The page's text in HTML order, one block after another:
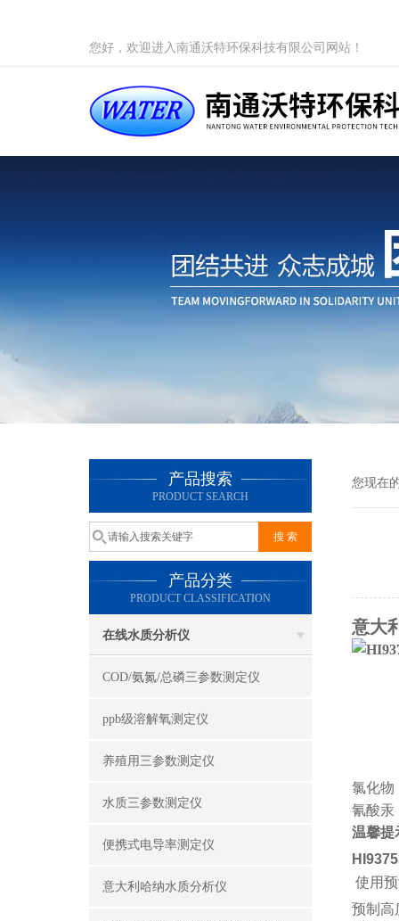
您好，欢迎进入南通沃特环保科技有限公司网站！
产品搜索
PRODUCT SEARCH
产品分类
PRODUCT CLASSIFICATION
在线水质分析仪
COD/氨氮/总磷三参数测定仪
ppb级溶解氧测定仪
养殖用三参数测定仪
水质三参数测定仪
便携式电导率测定仪
意大利哈纳水质分析仪
您现在
意大
氯化物
氰酸
温馨提
使用
预制高